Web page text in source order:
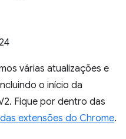
várias atualizações e
o início da
Fique por dentro das
extensões do Chrome.